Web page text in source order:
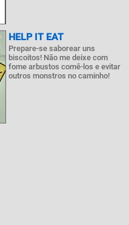
HELP IT EAT
Prepare-se saborear uns
biscoitos! Não me deixe com
fome arbustos comê-los e evitar
outros monstros no caminho!